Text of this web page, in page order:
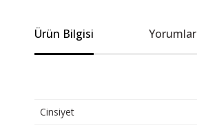
Ürün Bilgisi Yorumlar
Cinsiyet